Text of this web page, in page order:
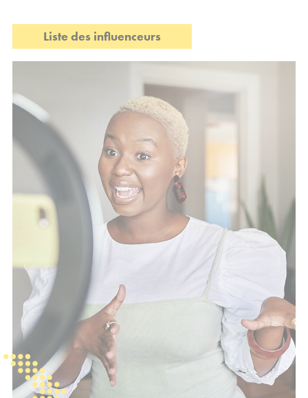
Liste des influenceurs